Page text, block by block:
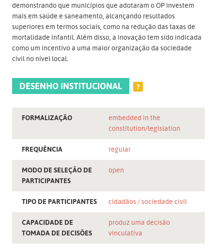
demonstrando que municípios que adotaram o OP investem
mais em saúde e saneamento, alcançando resultados
superiores em termos sociais, como na redução das taxas de
mortalidade infantil. Além disso, a inovação tem sido indicada
como um incentivo a uma maior organização da sociedade
civil no nível local.
DESENHO INSTITUCIONAL ?
FORMALIZAÇÃO
embedded in the
constitution/legislation
FREQUÊNCIA regular
MODO DE SELEÇÃO DE
PARTICIPANTES
open
TIPO DE PARTICIPANTES cidadãos sociedade civil
CAPACIDADE DE
TOMADA DE DECISÕES
produz uma decisão
vinculativa